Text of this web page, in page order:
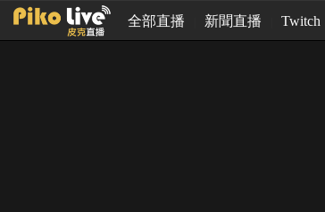
全部直播 新聞直播 Twitch